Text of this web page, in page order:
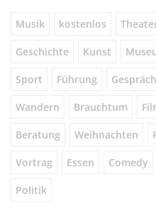
Musik kostenlos
Geschichte Kunst
Sport Führung
Wandern Brauchtum
Beratung Weihnachten
Vortrag Essen Comedy
Politik